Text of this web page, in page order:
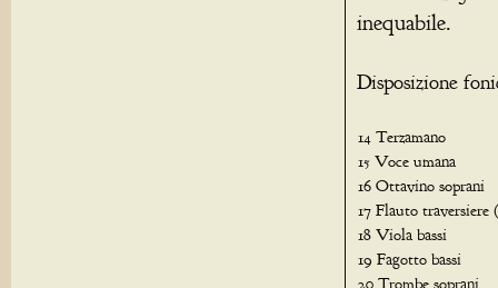
inequabile.
Disposizione
14 Terzamano
15 Voce umana
16 Ottavino soprani
17 Flauto traversiere
18 Viola bassi
19 Fagotto bassi
20 Trombe soprani